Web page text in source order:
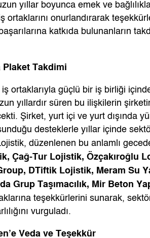
yıllar boyunca emek ve
ortaklarını onurlandırarak
katkıda bulunanların
Plaket Takdimi
ortaklarıyla güçlü bir iş birliği
yıllardır süren bu ilişkilerin
Şirket, yurt içi ve yurt dışında
desteklerle yıllar içinde
düzenlenen bu anlamlı
Çağ-Tur Lojistik, Özçakıroğlu
DTiftik Lojistik, Meram Su
Grup Taşımacılık, Mir Beton
teşekkürlerini sunarak,
vurguladı.
Veda ve Teşekkür